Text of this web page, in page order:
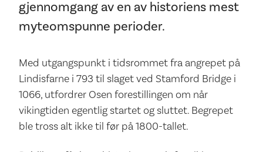
gjennomgang av en av historiens mest
myteomspunne perioder.
Med utgangspunkt i tidsrommet fra angrepet på
Lindisfarne i 793 til slaget ved Stamford Bridge i
1066, utfordrer Osen forestillingen om når
vikingtiden egentlig startet og sluttet. Begrepet
ble tross alt ikke til før på 1800-tallet.